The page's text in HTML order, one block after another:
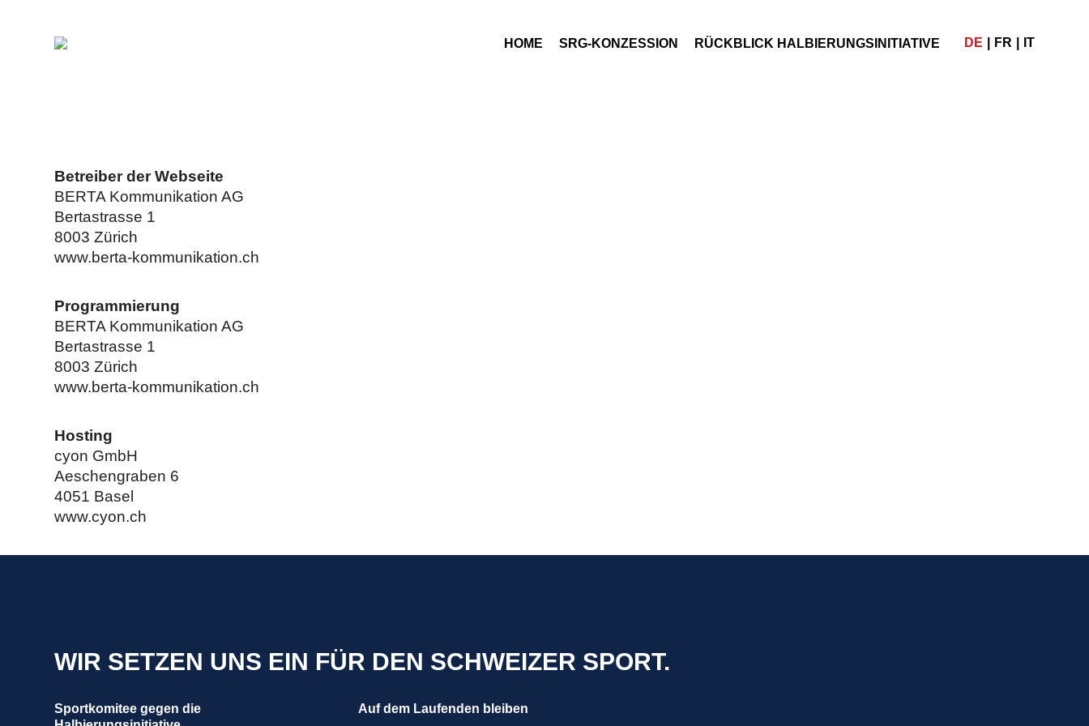
HOME SRG-KONZESSION RÜCKBLICK HALBIERUNGSINITIATIVE DE FR IT
Betreiber der Webseite
BERTA Kommunikation AG
Bertastrasse 1
8003 Zürich
www.berta-kommunikation.ch
Programmierung
BERTA Kommunikation AG
Bertastrasse 1
8003 Zürich
www.berta-kommunikation.ch
Hosting
cyon GmbH
Aeschengraben 6
4051 Basel
www.cyon.ch
WIR SETZEN UNS EIN FÜR DEN SCHWEIZER SPORT.
Sportkomitee gegen die
Auf dem Laufenden bleiben